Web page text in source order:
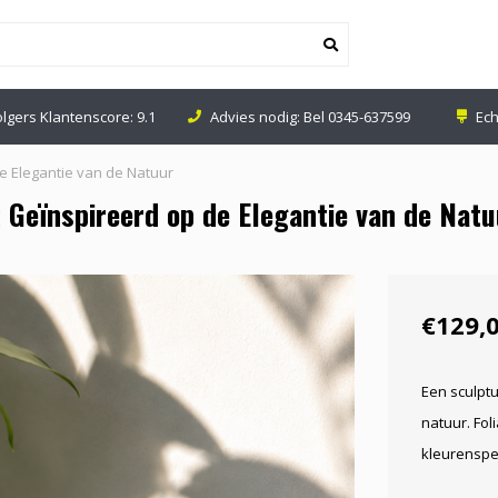
Klantenscore: 9.1 Advies nodig: Bel 0345-637599
Elegantie van de Natuur
op de Elegantie van de
Een
natuur.